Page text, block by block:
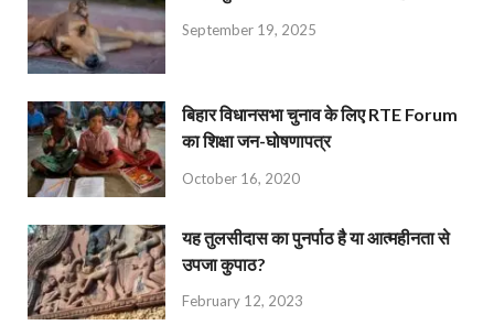
September 19, 2025
बिहार विधानसभा चुनाव के लिए RTE Forum
का शिक्षा जन-घोषणापत्र
October 16, 2020
यह तुलसीदास का पुनर्पाठ है या आत्महीनता से
उपजा कुपाठ?
February 12, 2023